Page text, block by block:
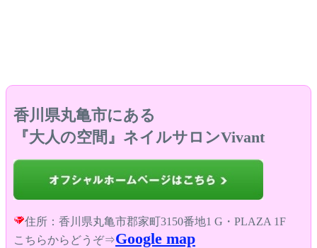
香川県丸亀市にある
『大人の空間』ネイルサロンVivant
住所：香川県丸亀市郡家町3150番地1 G・PLAZA 1F
こちらからどうぞ⇒Google map